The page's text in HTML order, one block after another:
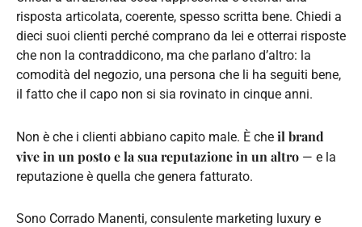
risposta articolata, coerente, spesso scritta bene. Chiedi a
dieci suoi clienti perché comprano da lei e otterrai risposte
che non la contraddicono, ma che parlano d’altro: la
comodità del negozio, una persona che li ha seguiti bene,
il fatto che il capo non si sia rovinato in cinque anni.
Non è che i clienti abbiano capito male. È che il brand
vive in un posto e la sua reputazione in un altro — e la
reputazione è quella che genera fatturato.
Sono Corrado Manenti, consulente marketing luxury e